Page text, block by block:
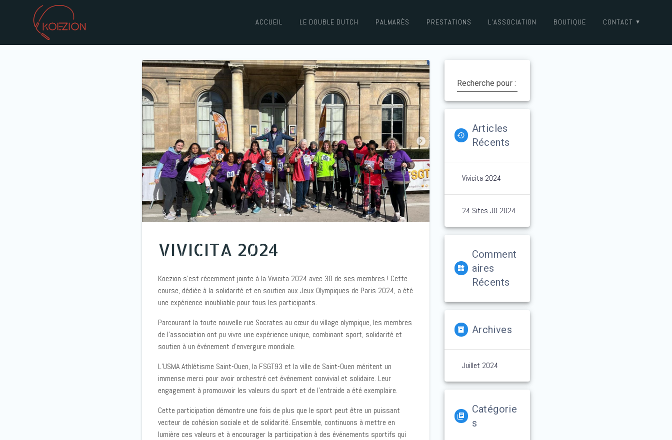
ACCUEIL LE DOUBLE DUTCH PALMARÈS PRESTATIONS L’ASSOCIATION BOUTIQUE CONTACT
VIVICITA 2024
Koezion s’est récemment jointe à la Vivicita 2024 avec 30 de ses membres ! Cette
course, dédiée à la solidarité et en soutien aux Jeux Olympiques de Paris 2024, a été
une expérience inoubliable pour tous les participants.
Parcourant la toute nouvelle rue Socrates au cœur du village olympique, les membres
de l’association ont pu vivre une expérience unique, combinant sport, solidarité et
soutien à un événement d’envergure mondiale.
L’USMA Athlétisme Saint-Ouen, la FSGT93 et la ville de Saint-Ouen méritent un
immense merci pour avoir orchestré cet événement convivial et solidaire. Leur
engagement à promouvoir les valeurs du sport et de l’entraide a été exemplaire.
Cette participation démontre une fois de plus que le sport peut être un puissant
vecteur de cohésion sociale et de solidarité. Ensemble, continuons à mettre en
lumière ces valeurs et à encourager la participation à des événements sportifs qui
Recherche pour :
Articles
Récents
Vivicita 2024
24 Sites JO 2024
Comment
Aires
Récents
Archives
Juillet 2024
Catégorie
S